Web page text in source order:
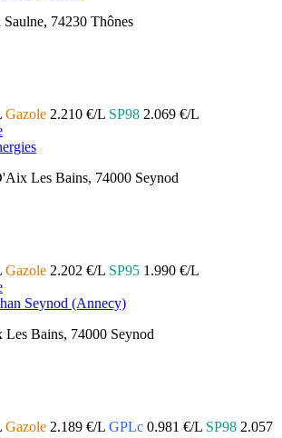
74230 Thônes
Gazole 2.210 €/L SP98 2.069 €/L
Les Bains, 74000 Seynod
Gazole 2.202 €/L SP95 1.990 €/L
Seynod (Annecy)
Bains, 74000 Seynod
Gazole 2.189 €/L GPLc 0.981 €/L SP98 2.057